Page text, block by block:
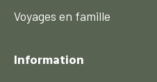
Voyages en famille
Information